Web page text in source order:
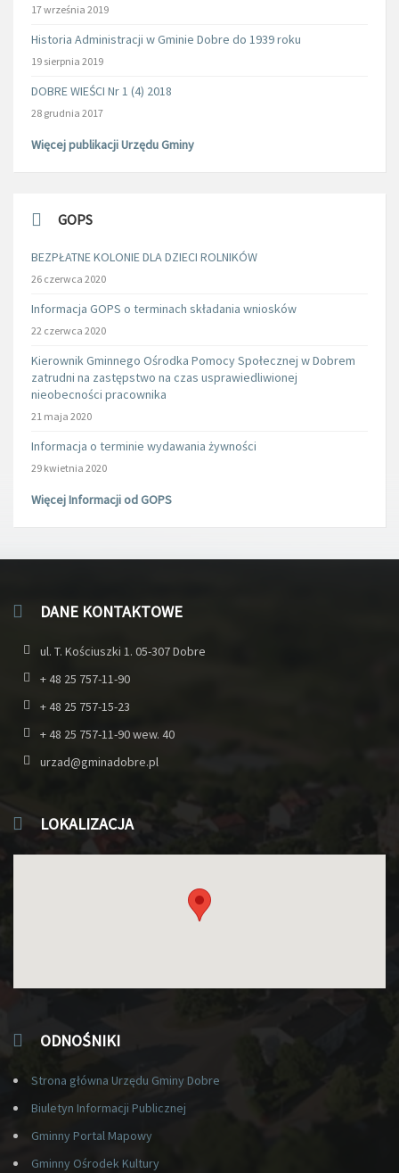
17 września 2019
Historia Administracji w Gminie Dobre do 1939 roku
19 sierpnia 2019
DOBRE WIEŚCI Nr 1 (4) 2018
28 grudnia 2017
Więcej publikacji Urzędu Gminy
GOPS
BEZPŁATNE KOLONIE DLA DZIECI ROLNIKÓW
26 czerwca 2020
Informacja GOPS o terminach składania wniosków
22 czerwca 2020
Kierownik Gminnego Ośrodka Pomocy Społecznej w Dobrem
zatrudni na zastępstwo na czas usprawiedliwionej
nieobecności pracownika
21 maja 2020
Informacja o terminie wydawania żywności
29 kwietnia 2020
Więcej Informacji od GOPS
DANE KONTAKTOWE
ul. T. Kościuszki 1. 05-307 Dobre
+ 48 25 757-11-90
+ 48 25 757-15-23
+ 48 25 757-11-90 wew. 40
urzad@gminadobre.pl
LOKALIZACJA
ODNOŚNIKI
Strona główna Urzędu Gminy Dobre
Biuletyn Informacji Publicznej
Gminny Portal Mapowy
Gminny Ośrodek Kultury